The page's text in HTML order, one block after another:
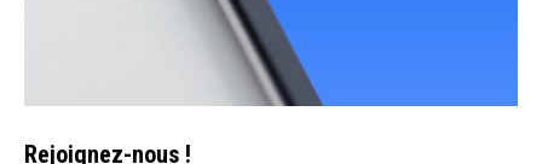
Rejoignez-nous !